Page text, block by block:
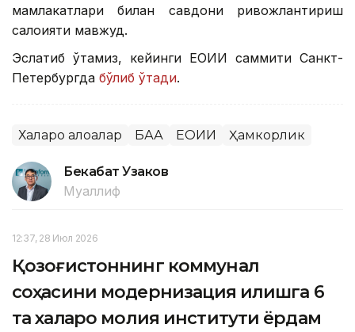
мамлакатлари билан савдони ривожлантириш
салоҳияти мавжуд.
Эслатиб ўтамиз, кейинги ЕОИИ саммити Санкт-
Петербургда бўлиб ўтади.
Халқаро алоқалар БАА ЕОИИ Ҳамкорлик
Бекабат Узаков
Муаллиф
12:37, 28 Июл 2026
Қозоғистоннинг коммунал
соҳасини модернизация қилишга 6
та халқаро молия институти ёрдам